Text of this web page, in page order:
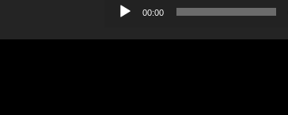
00:00